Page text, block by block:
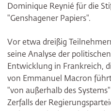
Dominique Reynié für die
"Genshagener Papiers".
Vor etwa dreißig
seine Analyse der
Entwicklung in Frankreich,
von Emmanuel Macron
"von außerhalb des
Zerfalls der